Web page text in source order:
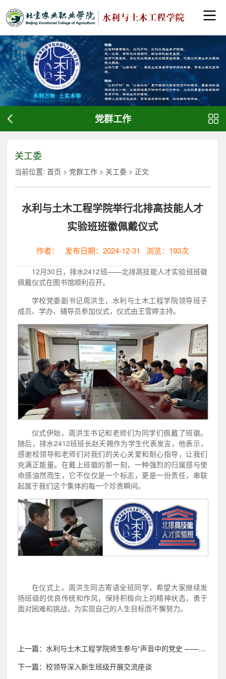
党群工作
关工委
当前位置: 首页 > 党群工作 > 关工委 > 正文
水利与土木工程学院举行北排高技能人才
实验班班徽佩戴仪式
作者： 发布日期：2024-12-31 浏览： 193次
12月30日，排水2412班——北排高技能人才实验班班徽
佩戴仪式在图书馆顺利召开。
学校党委副书记周洪生，水利与土木工程学院领导班子
成员、学办、辅导员参加仪式，仪式由王雪婷主持。
仪式伊始，周洪生书记和老师们为同学们佩戴了班徽。
随后，排水2412班班长赵天赐作为学生代表发言，他表示，
感谢校领导和老师们对我们的关心关爱和耐心指导，让我们
充满正能量。在戴上班徽的那一刻，一种强烈的归属感与使
命感油然而生，它不仅仅是一个标志，更是一份责任，串联
起属于我们这个集体的每一个珍贵瞬间。
在仪式上，周洪生同志寄语全班同学，希望大家继续发
扬班级的优良传统和作风，保持积极向上的精神状态，勇于
面对困难和挑战，为实现自己的人生目标而不懈努力。
上一篇： 水利与土木工程学院师生参与“声音中的党史 —— 毛泽东诗词赏析朗诵”活动
下一篇： 校领导深入新生班级开展交流座谈